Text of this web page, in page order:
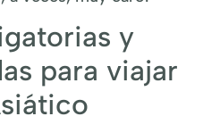
y
para viajar